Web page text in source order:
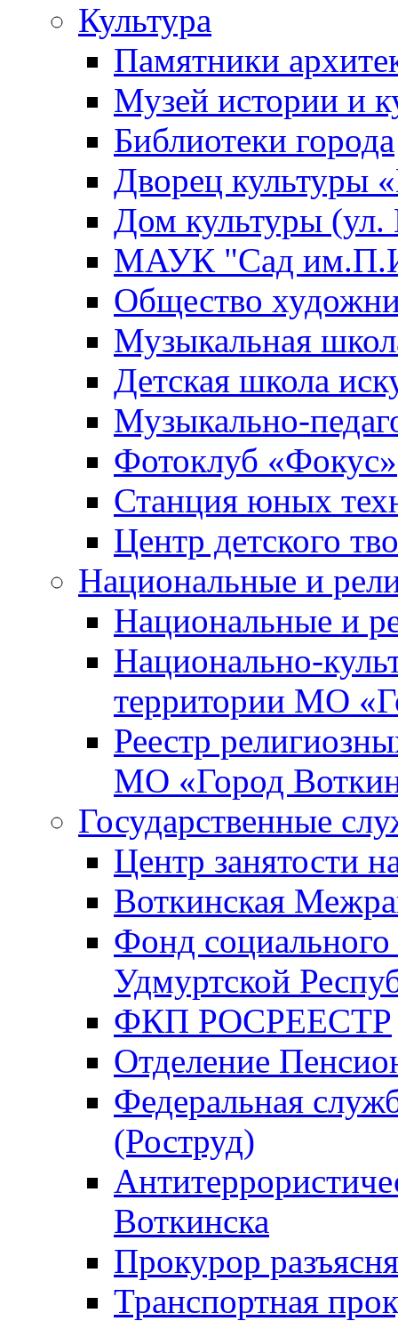
Культура
Памятники
Музей истории и
Библиотеки города
Дворец культуры
Дом культуры (ул.
МАУК "Сад
Общество
Музыкальная
Детская школа
Музыкально-
Фотоклуб «Фокус»
Станция юных
Центр детского
Национальные и
Национальные и
Национально-
территории МО
Реестр
МО «Город
Государственные
Центр занятости
Воткинская
Фонд
Удмуртской
ФКП РОСРЕЕСТР
Отделение
Федеральная
(Роструд)
Воткинска
Прокурор
Транспортная